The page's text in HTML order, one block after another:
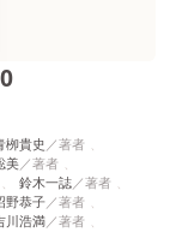
栁貴史
美
鈴木一誌
野恭子
川浩満